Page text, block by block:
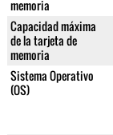
memoria
Capacidad máxima
de la tarjeta de
memoria
Sistema Operativo
(OS)